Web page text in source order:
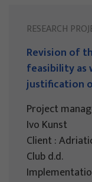
RESEARCH
Revision of
feasibility as
justification
Project
Ivo Kunst
Client :
Club d.d.